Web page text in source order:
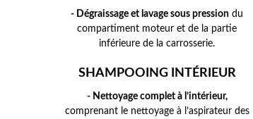
- Dégraissage et lavage sous pression du
compartiment moteur et de la partie
inférieure de la carrosserie.
SHAMPOOING INTÉRIEUR
- Nettoyage complet à l’intérieur,
comprenant le nettoyage à l’aspirateur des